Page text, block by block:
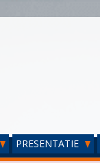
PRESENTATIE